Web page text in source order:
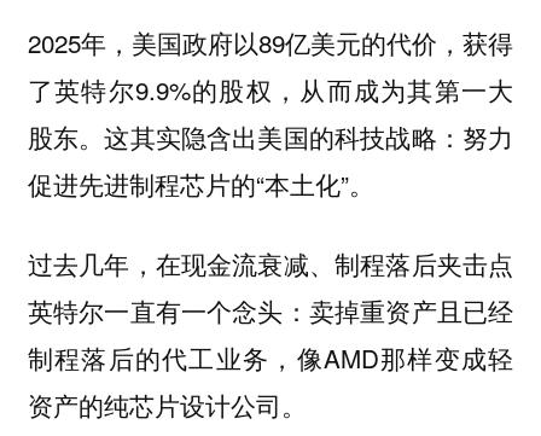
2025年，美国政府以89亿美元的代价，获得
了英特尔9.9%的股权，从而成为其第一大
股东。这其实隐含出美国的科技战略：努力
促进先进制程芯片的“本土化”。
过去几年，在现金流衰减、制程落后夹击点
英特尔一直有一个念头：卖掉重资产且已经
制程落后的代工业务，像AMD那样变成轻
资产的纯芯片设计公司。